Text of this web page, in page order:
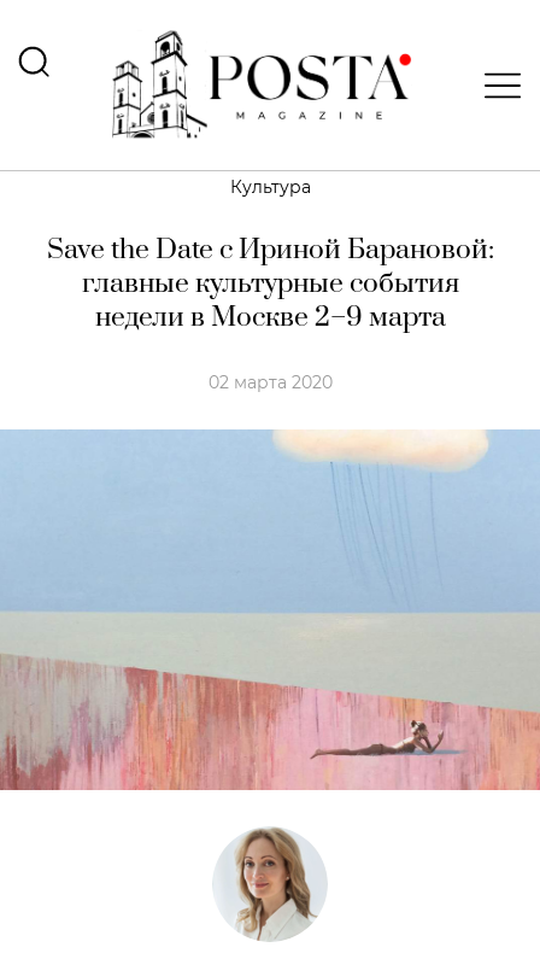
Культура
Save the Date с Ириной Барановой:
главные культурные события
недели в Москве 2–9 марта
02 марта 2020